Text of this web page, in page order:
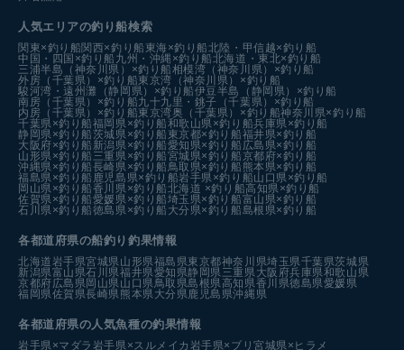
人気エリアの釣り船検索
関東×釣り船関西×釣り船 東海×釣り船北陸・甲信越×釣り船
中国・四国×釣り船 九州・沖縄×釣り船北海道・東北×釣り船
三浦半島（神奈川県）×釣り船相模湾（神奈川県）×釣り船
外房（千葉県）×釣り船東京湾（神奈川県）×釣り船
駿河湾・遠州灘（静岡県）×釣り船伊豆半島（静岡県）×釣り船
南房（千葉県）×釣り船九十九里・銚子（千葉県）×釣り船
内房（千葉県）×釣り船東京湾奥（千葉県）×釣り船神奈川県×釣り船
千葉県×釣り船福岡県×釣り船和歌山県×釣り船兵庫県×釣り船
静岡県×釣り船茨城県×釣り船 東京都×釣り船福井県×釣り船
大阪府×釣り船 新潟県×釣り船愛知県×釣り船 広島県×釣り船
山形県×釣り船 三重県×釣り船宮城県×釣り船京都府×釣り船
沖縄県×釣り船長崎県×釣り船鳥取県×釣り船 熊本県×釣り船
福島県×釣り船 鹿児島県×釣り船岩手県×釣り船山口県×釣り船
岡山県×釣り船香川県×釣り船北海道 ×釣り船高知県×釣り船
佐賀県×釣り船愛媛県×釣り船埼玉県×釣り船富山県×釣り船
石川県×釣り船徳島県×釣り船 大分県×釣り船島根県×釣り船
各都道府県の船釣り釣果情報
北海道岩手県宮城県山形県福島県東京都神奈川県埼玉県千葉県茨城県
新潟県富山県石川県福井県愛知県静岡県三重県大阪府兵庫県和歌山県
京都府広島県岡山県山口県鳥取県島根県高知県香川県徳島県愛媛県
福岡県佐賀県長崎県熊本県大分県鹿児島県沖縄県
各都道府県の人気魚種の釣果情報
岩手県×マダラ 岩手県×スルメイカ 岩手県×ブリ宮城県×ヒラメ